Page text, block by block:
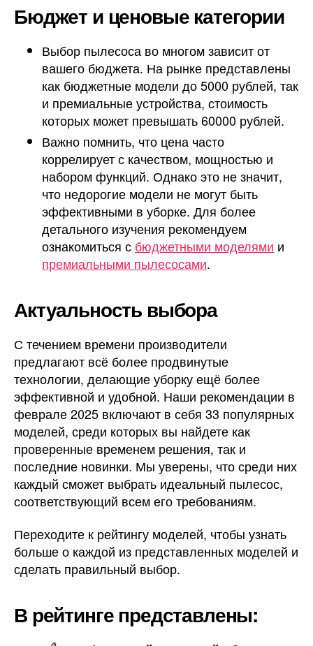
Бюджет и ценовые категории
Выбор пылесоса во многом зависит от
вашего бюджета. На рынке представлены
как бюджетные модели до 5000 рублей, так
и премиальные устройства, стоимость
которых может превышать 60000 рублей.
Важно помнить, что цена часто
коррелирует с качеством, мощностью и
набором функций. Однако это не значит,
что недорогие модели не могут быть
эффективными в уборке. Для более
детального изучения рекомендуем
ознакомиться с бюджетными моделями и
премиальными пылесосами.
Актуальность выбора
С течением времени производители
предлагают всё более продвинутые
технологии, делающие уборку ещё более
эффективной и удобной. Наши рекомендации в
феврале 2025 включают в себя 33 популярных
моделей, среди которых вы найдете как
проверенные временем решения, так и
последние новинки. Мы уверены, что среди них
каждый сможет выбрать идеальный пылесос,
соответствующий всем его требованиям.
Переходите к рейтингу моделей, чтобы узнать
больше о каждой из представленных моделей и
сделать правильный выбор.
В рейтинге представлены: